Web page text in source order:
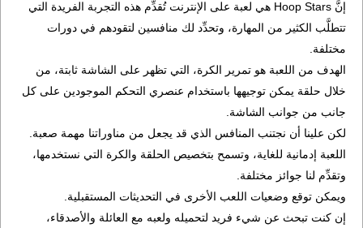
إنَّ Hoop Stars هي لعبة على الإنترنت تُقدِّم هذه التجربة الفريدة التي
تتطلَّب الكثير من المهارة، وتحدِّد لك منافسين لتقودهم في دورات
مختلفة.
الهدف من اللعبة هو تمرير الكرة، التي تظهر على الشاشة ثابتة، من
خلال حلقة يمكن توجيهها باستخدام عنصري التحكم الموجودين على كل
جانب من جوانب الشاشة.
لكن علينا أن نجتنب المنافس الذي قد يجعل من مناوراتنا مهمة صعبة.
اللعبة إدمانية للغاية، وتسمح بتخصيص الحلقة والكرة التي نستخدمها،
وتقدِّم لنا جوائز مختلفة.
ويمكن توقع وضعيات اللعب الأخرى في التحديثات المستقبلية.
إن كنت تبحث عن شيء فريد لتحميله ولعبه مع العائلة والأصدقاء،